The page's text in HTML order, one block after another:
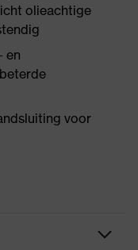
olieachtige
en
voor